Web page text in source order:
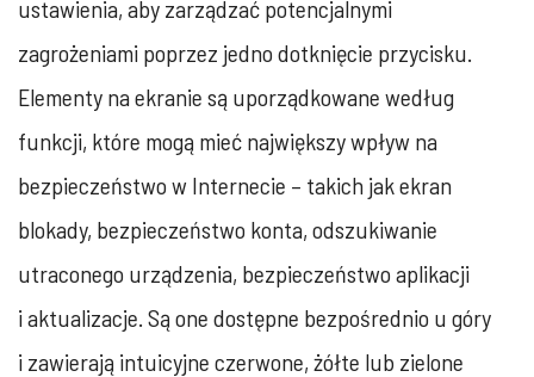
ustawienia, aby zarządzać potencjalnymi
zagrożeniami poprzez jedno dotknięcie przycisku.
Elementy na ekranie są uporządkowane według
funkcji, które mogą mieć największy wpływ na
bezpieczeństwo w Internecie – takich jak ekran
blokady, bezpieczeństwo konta, odszukiwanie
utraconego urządzenia, bezpieczeństwo aplikacji
i aktualizacje. Są one dostępne bezpośrednio u góry
i zawierają intuicyjne czerwone, żółte lub zielone